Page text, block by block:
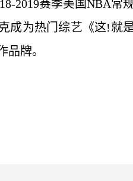
2019赛季美国NBA常
成为热门综艺《这!就
品牌。